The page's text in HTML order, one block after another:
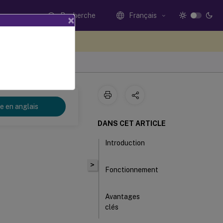
Recherche Français
en anglais
>
DANS CET ARTICLE
Introduction
Fonctionnement
Avantages
clés
×